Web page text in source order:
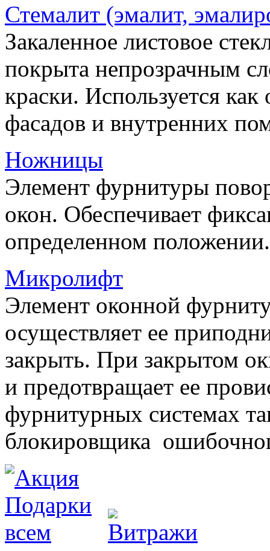
Стемалит (эмалит,
Закаленное листовое
покрыта непрозрачным
краски. Используется
фасадов и внутренних
Ножницы
Элемент фурнитуры
окон. Обеспечивает
определенном положении.
Микролифт
Элемент оконной
осуществляет ее
закрыть. При закрытом
и предотвращает ее
фурнитурных системах
блокировщика